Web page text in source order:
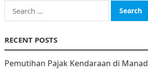
Search
for:
RECENT POSTS
Pemutihan Pajak Kendaraan di